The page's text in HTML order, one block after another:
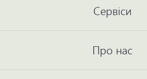
Сервіси
Про нас